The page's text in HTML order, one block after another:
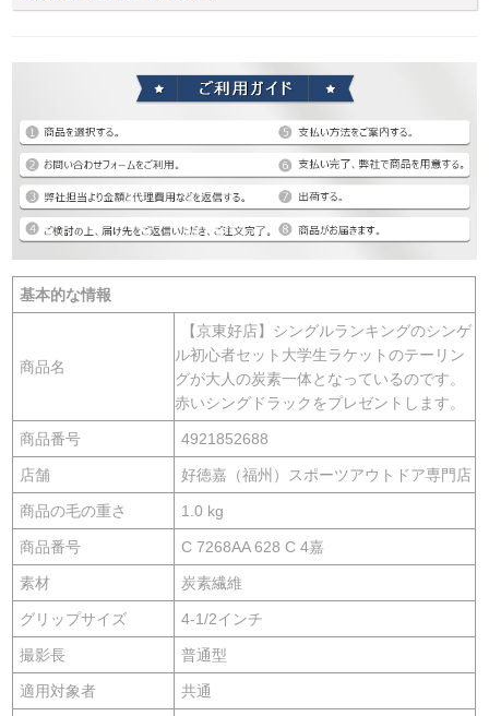
基本的な情報
商品名
【京東好店】シングルランキングのシンゲ
ル初心者セット大学生ラケットのテーリン
グが大人の炭素一体となっているのです。
赤いシングドラックをプレゼントします。
商品番号 4921852688
店舗 好徳嘉（福州）スポーツアウトドア専門店
商品の毛の重さ 1.0 kg
商品番号 C 7268AA 628 C 4嘉
素材 炭素繊維
グリップサイズ 4-1/2インチ
撮影長 普通型
適用対象者 共通